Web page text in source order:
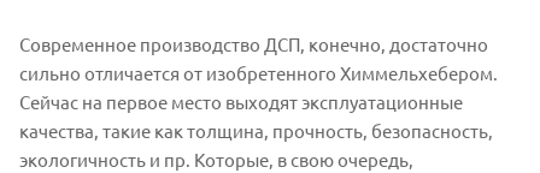
Современное производство ДСП, конечно, достаточно
сильно отличается от изобретенного Химмельхебером.
Сейчас на первое место выходят эксплуатационные
качества, такие как толщина, прочность, безопасность,
экологичность и пр. Которые, в свою очередь,